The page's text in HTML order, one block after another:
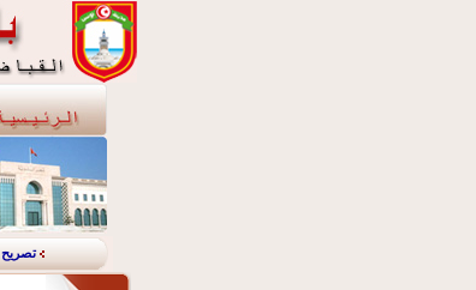
تصريح